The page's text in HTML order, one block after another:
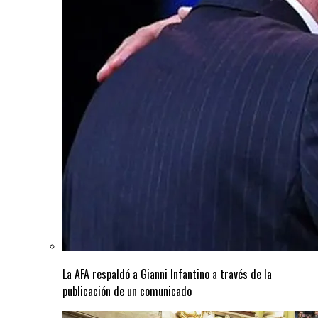
La AFA respaldó a Gianni Infantino a través de la
publicación de un comunicado